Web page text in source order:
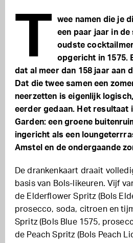
T
wee namen die je
een paar jaar in
oudste
opgericht in 1575.
dat al meer dan 158 jaar aan
Dat die twee samen een
neerzetten is eigenlijk
eerder gedaan. Het resultaat
Garden: een groene
ingericht als een
Amstel en de ondergaande
De drankenkaart draait
basis van Bols-likeuren. Vijf
de Elderflower Spritz (Bols
prosecco, soda, citroen en
Spritz (Bols Blue 1575,
de Peach Spritz (Bols Peach